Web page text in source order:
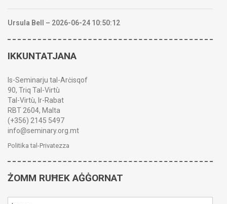
Ursula Bell – 2026-06-24 10:50:12
IKKUNTATJANA
Is-Seminarju tal-Arċisqof
90, Triq Tal-Virtù
Tal-Virtù, Ir-Rabat
RBT 2604, Malta
(+356) 2145 5497
info@seminary.org.mt
Politika tal-Privatezza
ŻOMM RUĦEK AĠĠORNAT